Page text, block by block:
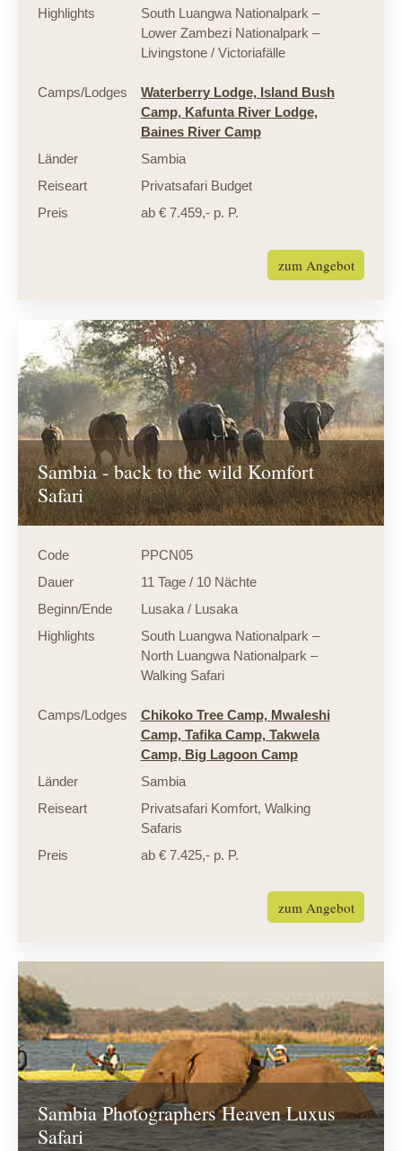
Highlights
South Luangwa Nationalpark –
Lower Zambezi Nationalpark –
Livingstone / Victoriafälle
Camps/Lodges Waterberry Lodge, Island Bush
Camp, Kafunta River Lodge,
Baines River Camp
Länder
Sambia
Reiseart
Privatsafari Budget
Preis
ab € 7.459,- p. P.
zum Angebot
Sambia - back to the wild Komfort
Safari
Code
PPCN05
Dauer
11 Tage / 10 Nächte
Beginn/Ende
Lusaka / Lusaka
Highlights
South Luangwa Nationalpark –
North Luangwa Nationalpark –
Walking Safari
Camps/Lodges Chikoko Tree Camp, Mwaleshi
Camp, Tafika Camp, Takwela
Camp, Big Lagoon Camp
Länder
Sambia
Reiseart
Privatsafari Komfort, Walking
Safaris
Preis
ab € 7.425,- p. P.
zum Angebot
Sambia Photographers Heaven Luxus
Safari